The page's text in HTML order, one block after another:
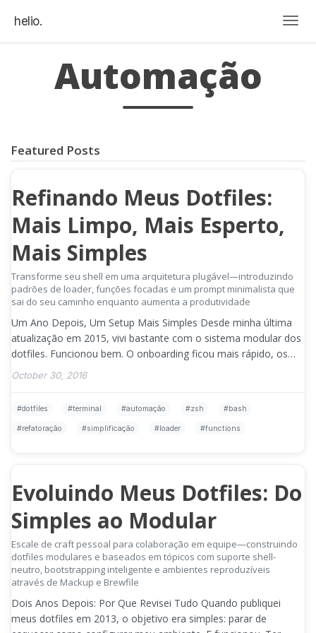
helio.
Automação
Featured Posts
Refinando Meus Dotfiles:
Mais Limpo, Mais Esperto,
Mais Simples
Transforme seu shell em uma arquitetura plugável—introduzindo
padrões de loader, funções focadas e um prompt minimalista que
sai do seu caminho enquanto aumenta a produtividade
Um Ano Depois, Um Setup Mais Simples Desde minha última
atualização em 2015, vivi bastante com o sistema modular dos
dotfiles. Funcionou bem. O onboarding ficou mais rápido, os
scripts de instalação …
October 30, 2016
dotfiles terminal automação zsh bash
refatoração simplificação loader functions
Evoluindo Meus Dotfiles: Do
Simples ao Modular
Escale de craft pessoal para colaboração em equipe—construindo
dotfiles modulares e baseados em tópicos com suporte shell-
neutro, bootstrapping inteligente e ambientes reproduzíveis
através de Mackup e Brewfile
Dois Anos Depois: Por Que Revisei Tudo Quando publiquei
meus dotfiles em 2013, o objetivo era simples: parar de